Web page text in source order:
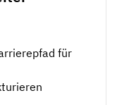
für